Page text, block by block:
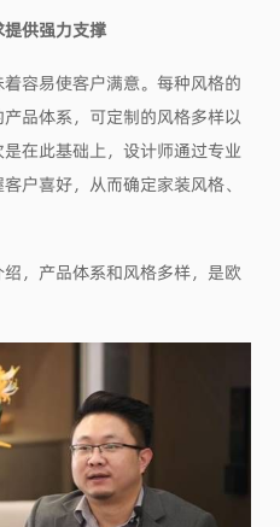
供强力支撑
容易使客户满意。每种风格的
品体系，可定制的风格多样以
在此基础上，设计师通过专业
户喜好，从而确定家装风格、
，产品体系和风格多样，是欧